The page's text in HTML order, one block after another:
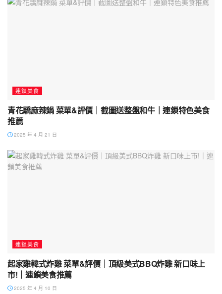
連鎖美食
青花驕麻辣鍋 菜單&評價｜截圖送整盤和牛｜連鎖特色美食
推薦
2025 年 4 月 21 日
連鎖美食
起家雞韓式炸雞 菜單&評價｜頂級美式BBQ炸雞 新口味上
市!｜連鎖美食推薦
2025 年 4 月 10 日